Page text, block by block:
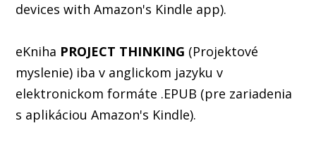
devices with Amazon's Kindle app).
eKniha PROJECT THINKING (Projektové
myslenie) iba v anglickom jazyku v
elektronickom formáte .EPUB (pre zariadenia
s aplikáciou Amazon's Kindle).